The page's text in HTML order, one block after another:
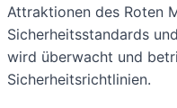
Attraktionen des Roten
Sicherheitsstandards
wird überwacht und
Sicherheitsrichtlinien.